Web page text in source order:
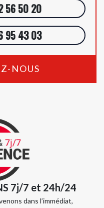
56 50 20
95 43 03
NOUS
7j/7 et 24h/24
dans l’immédiat,